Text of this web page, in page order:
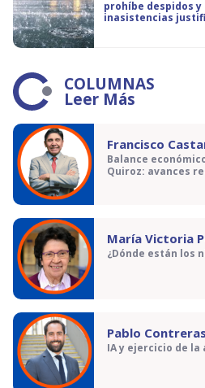
prohíbe despidos
inasistencias
COLUMNAS
Leer Más
Francisco
Balance
Quiroz: avances
María Victoria
¿Dónde están los
Pablo Contreras
IA y ejercicio de la